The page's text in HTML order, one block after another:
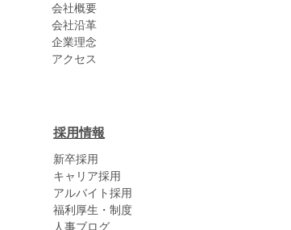
会社概要
会社沿革
企業理念
アクセス
採用情報
新卒採用
キャリア採用
アルバイト採用
福利厚生・制度
人事ブログ